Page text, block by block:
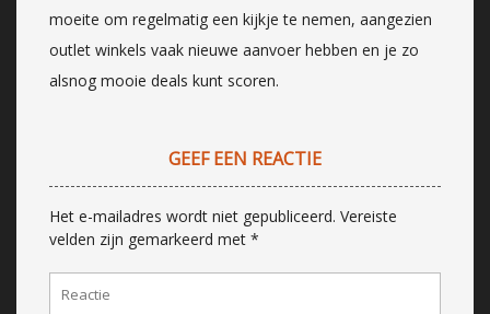
moeite om regelmatig een kijkje te nemen, aangezien
outlet winkels vaak nieuwe aanvoer hebben en je zo
alsnog mooie deals kunt scoren.
GEEF EEN REACTIE
Het e-mailadres wordt niet gepubliceerd. Vereiste
velden zijn gemarkeerd met *